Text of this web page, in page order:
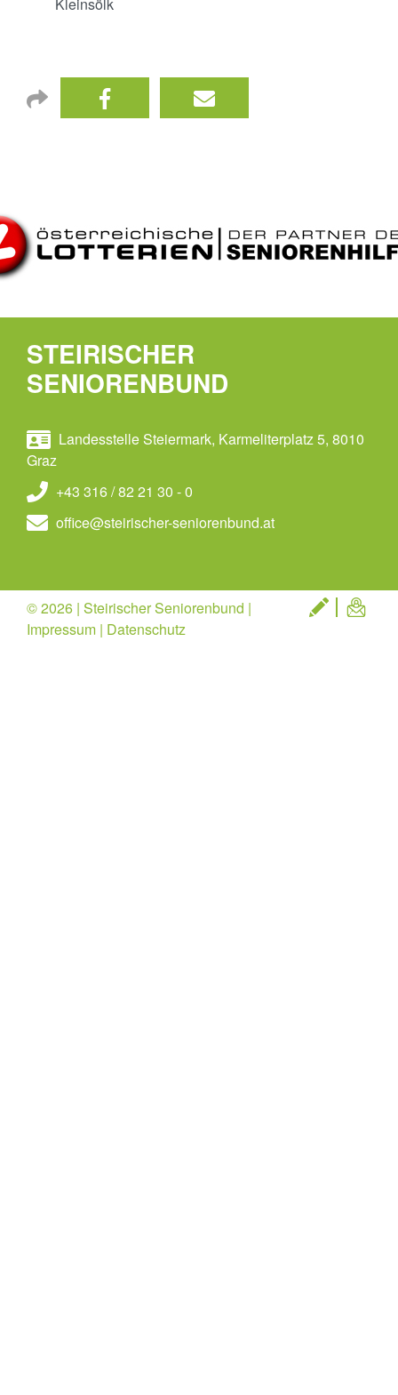
STEIRISCHER
SENIORENBUND
Landesstelle Steiermark, Karmeliterplatz 5, 8010
Graz
+43 316 / 82 21 30 - 0
office@steirischer-seniorenbund.at
© 2026 | Steirischer Seniorenbund |
Impressum | Datenschutz